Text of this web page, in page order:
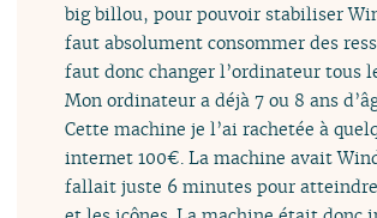
big billou, pour pouvoir stabiliser
faut absolument consommer des
faut donc changer l’ordinateur tous
Mon ordinateur a déjà 7 ou 8 ans
Cette machine je l’ai rachetée à
internet 100€. La machine avait
fallait juste 6 minutes pour